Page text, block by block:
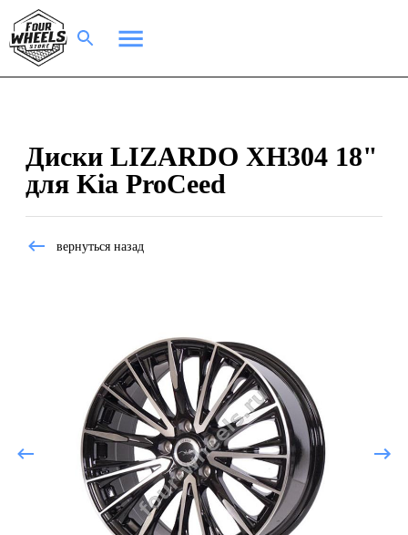
Диски LIZARDO XH304 18"
для Kia ProCeed
вернуться назад